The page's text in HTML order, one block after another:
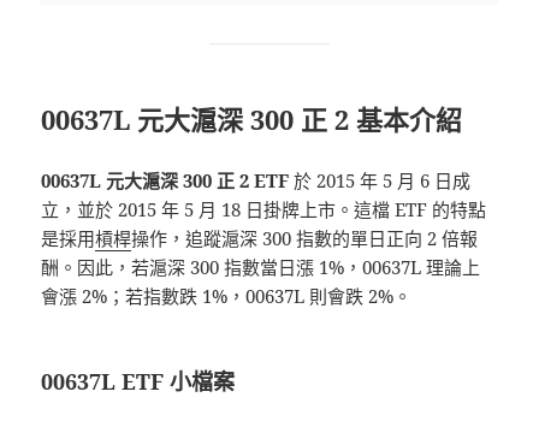
00637L 元大滬深 300 正 2 基本介紹
00637L 元大滬深 300 正 2 ETF 於 2015 年 5 月 6 日成
立，並於 2015 年 5 月 18 日掛牌上市。這檔 ETF 的特點
是採用槓桿操作，追蹤滬深 300 指數的單日正向 2 倍報
酬。因此，若滬深 300 指數當日漲 1%，00637L 理論上
會漲 2%；若指數跌 1%，00637L 則會跌 2%。
00637L ETF 小檔案